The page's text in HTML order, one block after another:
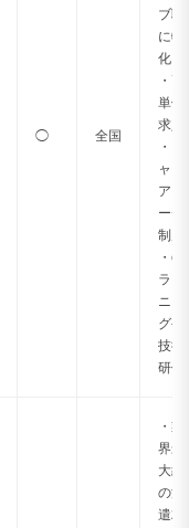
◯ 全国
ブ職
に特
化
・高
単価
求人
・キ
ャリ
アコ
ーチ
制度
・e
ラー
ニン
グや
技術
研修
・業
界最
大級
の派
遣求